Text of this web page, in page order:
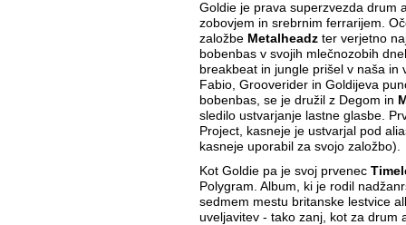
Goldie je prava superzvezda drum
zobovjem in srebrnim ferrarijem.
založbe Metalheadz ter verjetno
bobenbas v svojih mlečnozobih
breakbeat in jungle prišel v naša in
Fabio, Grooverider in Goldijeva
bobenbas, se je družil z Degom in
sledilo ustvarjanje lastne glasbe.
Project, kasneje je ustvarjal pod
kasneje uporabil za svojo založbo).
Kot Goldie pa je svoj prvenec
Polygram. Album, ki je rodil
sedmem mestu britanske lestvice
uveljavitev - tako zanj, kot za drum